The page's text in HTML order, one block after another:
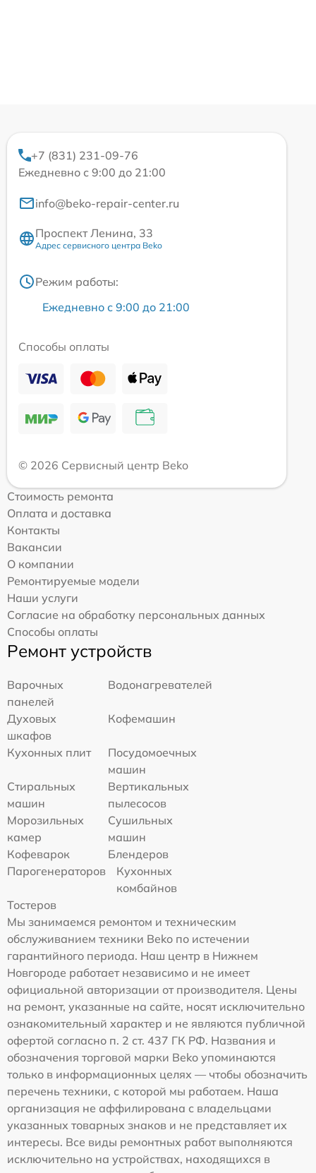
+7 (831) 231-09-76
Ежедневно с 9:00 до 21:00
info@beko-repair-center.ru
Проспект Ленина, 33
Адрес сервисного центра Beko
Режим работы:
Ежедневно с 9:00 до 21:00
Способы оплаты
© 2026 Сервисный центр Beko
Стоимость ремонта
Оплата и доставка
Контакты
Вакансии
О компании
Ремонтируемые модели
Наши услуги
Согласие на обработку персональных данных
Способы оплаты
Ремонт устройств
Варочных
панелей
Водонагревателей
Духовых
шкафов
Кофемашин
Кухонных плит
Посудомоечных
машин
Стиральных
машин
Вертикальных
пылесосов
Морозильных
камер
Сушильных
машин
Кофеварок
Блендеров
Парогенераторов
Кухонных
комбайнов
Тостеров
Мы занимаемся ремонтом и техническим
обслуживанием техники Beko по истечении
гарантийного периода. Наш центр в Нижнем
Новгороде работает независимо и не имеет
официальной авторизации от производителя. Цены
на ремонт, указанные на сайте, носят исключительно
ознакомительный характер и не являются публичной
офертой согласно п. 2 ст. 437 ГК РФ. Названия и
обозначения торговой марки Beko упоминаются
только в информационных целях — чтобы обозначить
перечень техники, с которой мы работаем. Наша
организация не аффилирована с владельцами
указанных товарных знаков и не представляет их
интересы. Все виды ремонтных работ выполняются
исключительно на устройствах, находящихся в